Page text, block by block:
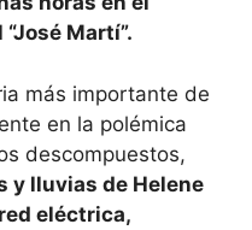
Martí”.
más importante de
en la polémica
descompuestos,
y lluvias de Helene
eléctrica,